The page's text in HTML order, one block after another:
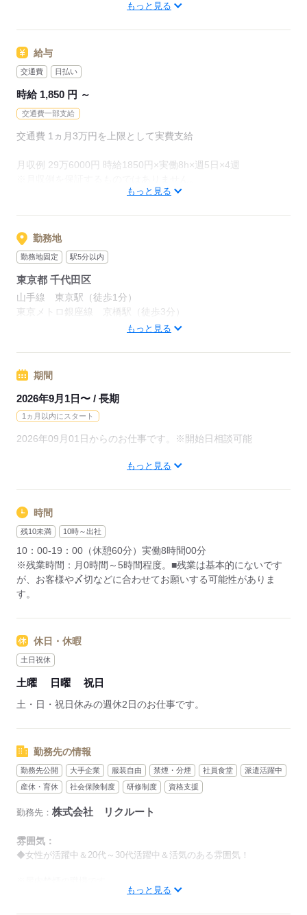
就業前にも、オンラインでの研修など
サポート体制も整えていますので
応募する
もっと見る
給与
交通費 日払い
時給 1,850 円 ～
交通費一部支給
交通費 1ヵ月3万円を上限として実費支給
月収例 29万6000円 時給1850円×実働8h×週5日×4週
※給与即受取りサービス利用可（利用条件有）
もっと見る
勤務地
勤務地固定 駅5分以内
東京都 千代田区
山手線 東京駅（徒歩1分）
東京メトロ銀座線 京橋駅（徒歩3分）
もっと見る
期間
2026年9月1日〜 / 長期
1ヵ月以内にスタート
2026年09月01日からのお仕事です。※開始日相談可能
▼こちらのお仕事以外にも...▼
たくさんのお仕事の中からあなたのご希望に合わせて選べます♪
09月、10月スタートのご希望の方も
まずはお気軽にご相談ください☆
応募する
もっと見る
時間
残10未満 10時～出社
10：00-19：00（休憩60分）実働8時間00分
※残業時間：月0時間～5時間程度。■残業は基本的にないです
が、お客様や〆切などに合わせてお願いする可能性がありま
す。
休日・休暇
土日祝休
土曜 日曜 祝日
土・日・祝日休みの週休2日のお仕事です。
勤務先の情報
勤務先公開 大手企業 服装自由 禁煙・分煙 社員食堂
派遣活躍中
産休・育休
社会保険制度 研修制度 資格支援
勤務先： 株式会社 リクルート
雰囲気：
◆女性が活躍中＆20代～30代活躍中＆活気のある雰囲気！
もっと見る